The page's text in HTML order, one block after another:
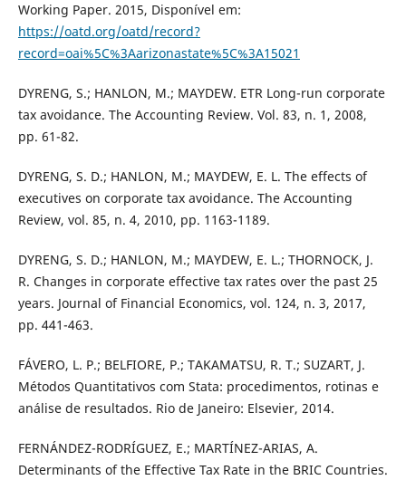
Working Paper. 2015, Disponível em:
https://oatd.org/oatd/record?
record=oai%5C%3Aarizonastate%5C%3A15021
DYRENG, S.; HANLON, M.; MAYDEW. ETR Long-run corporate
tax avoidance. The Accounting Review. Vol. 83, n. 1, 2008,
pp. 61-82.
DYRENG, S. D.; HANLON, M.; MAYDEW, E. L. The effects of
executives on corporate tax avoidance. The Accounting
Review, vol. 85, n. 4, 2010, pp. 1163-1189.
DYRENG, S. D.; HANLON, M.; MAYDEW, E. L.; THORNOCK, J.
R. Changes in corporate effective tax rates over the past 25
years. Journal of Financial Economics, vol. 124, n. 3, 2017,
pp. 441-463.
FÁVERO, L. P.; BELFIORE, P.; TAKAMATSU, R. T.; SUZART, J.
Métodos Quantitativos com Stata: procedimentos, rotinas e
análise de resultados. Rio de Janeiro: Elsevier, 2014.
FERNÁNDEZ-RODRÍGUEZ, E.; MARTÍNEZ-ARIAS, A.
Determinants of the Effective Tax Rate in the BRIC Countries.